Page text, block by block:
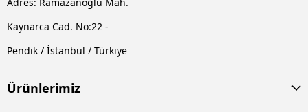
Kaynarca Cad. No:22 -
Pendik / İstanbul / Türkiye
Ürünlerimiz